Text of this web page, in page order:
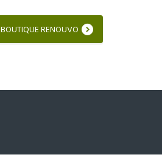
BOUTIQUE RENOUVO